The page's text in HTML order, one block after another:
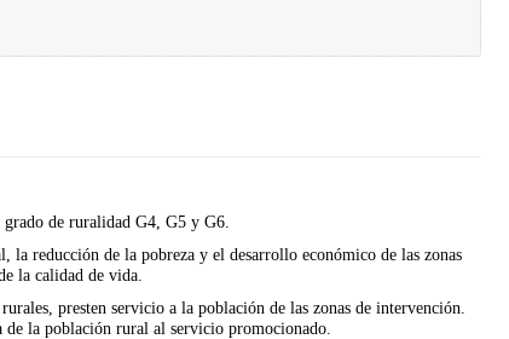
de ruralidad G4, G5 y G6.
la reducción de la pobreza y el desarrollo económico de las zonas
la calidad de vida.
presten servicio a la población de las zonas de intervención.
de la población rural al servicio promocionado.